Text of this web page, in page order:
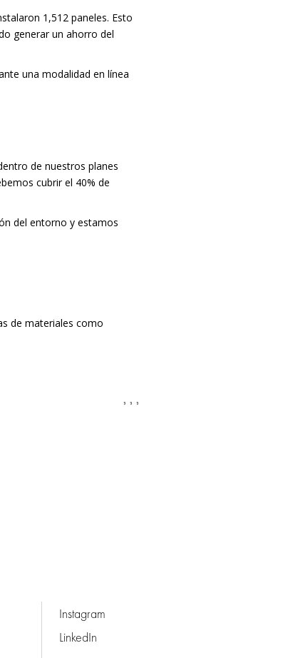
1,512 paneles. Esto
generar un ahorro del
una modalidad en línea
de nuestros planes
cubrir el 40% de
del entorno y estamos
de materiales como
Instagram
LinkedIn